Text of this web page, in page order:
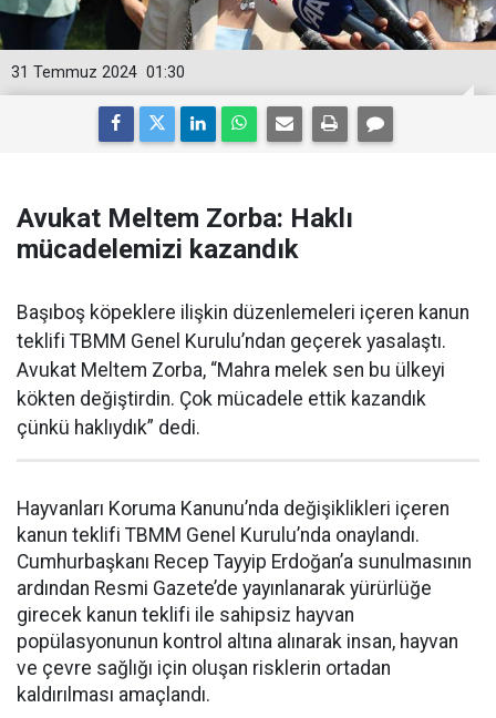
01:30
31 Temmuz 2024
Avukat Meltem Zorba: Haklı
mücadelemizi kazandık
Başıboş köpeklere ilişkin düzenlemeleri içeren kanun
teklifi TBMM Genel Kurulu’ndan geçerek yasalaştı.
Avukat Meltem Zorba, “Mahra melek sen bu ülkeyi
kökten değiştirdin. Çok mücadele ettik kazandık
çünkü haklıydık” dedi.
Hayvanları Koruma Kanunu’nda değişiklikleri içeren
kanun teklifi TBMM Genel Kurulu’nda onaylandı.
Cumhurbaşkanı Recep Tayyip Erdoğan’a sunulmasının
ardından Resmi Gazete’de yayınlanarak yürürlüğe
girecek kanun teklifi ile sahipsiz hayvan
popülasyonunun kontrol altına alınarak insan, hayvan
ve çevre sağlığı için oluşan risklerin ortadan
kaldırılması amaçlandı.